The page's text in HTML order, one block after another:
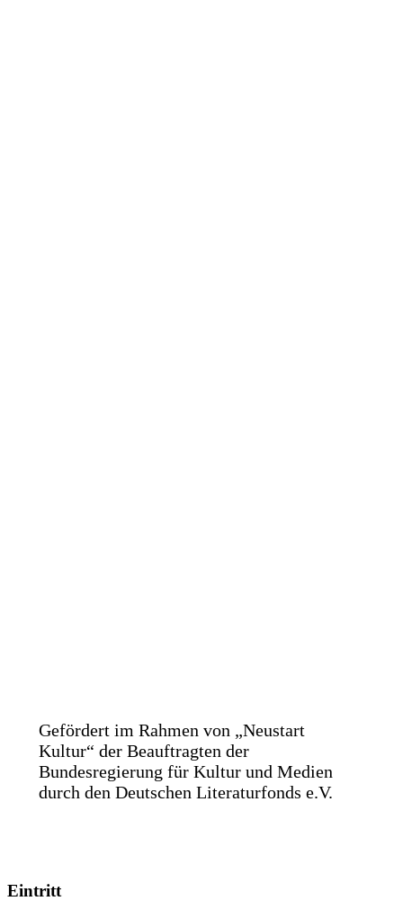
Gefördert im Rahmen von „Neustart
Kultur“ der Beauftragten der
Bundesregierung für Kultur und Medien
durch den Deutschen Literaturfonds e.V.
Eintritt